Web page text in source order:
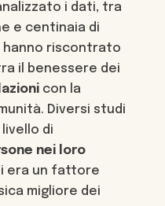
i dati, tra
e centinaia di
riscontrato
il benessere dei
con la
Diversi studi
di
nei loro
era un fattore
migliore dei